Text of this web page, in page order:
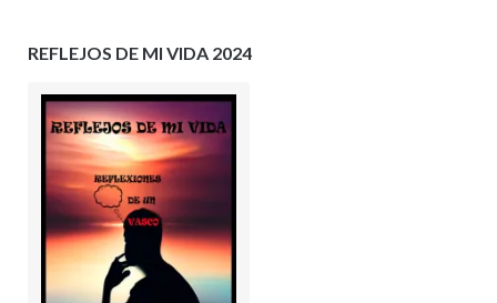
REFLEJOS DE MI VIDA 2024